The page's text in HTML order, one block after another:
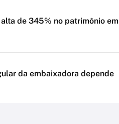
de 345% no patrimônio em
da embaixadora depende